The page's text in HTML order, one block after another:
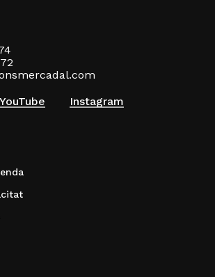
YouTube Instagram